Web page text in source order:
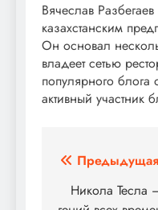
Вячеслав
казахстанским
Он основал
владеет сетью
популярного
активный участник
Навигация
по
Никола Тесла